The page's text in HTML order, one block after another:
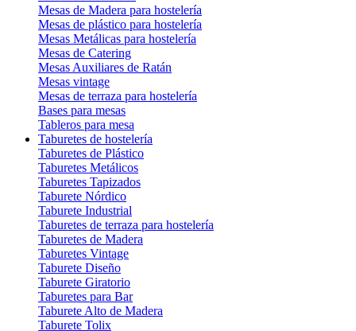
Mesas de Madera para hostelería
Mesas de plástico para hostelería
Mesas Metálicas para hostelería
Mesas de Catering
Mesas Auxiliares de Ratán
Mesas vintage
Mesas de terraza para hostelería
Bases para mesas
Tableros para mesa
Taburetes de hostelería
Taburetes de Plástico
Taburetes Metálicos
Taburetes Tapizados
Taburete Nórdico
Taburete Industrial
Taburetes de terraza para hostelería
Taburetes de Madera
Taburetes Vintage
Taburete Diseño
Taburete Giratorio
Taburetes para Bar
Taburete Alto de Madera
Taburete Tolix